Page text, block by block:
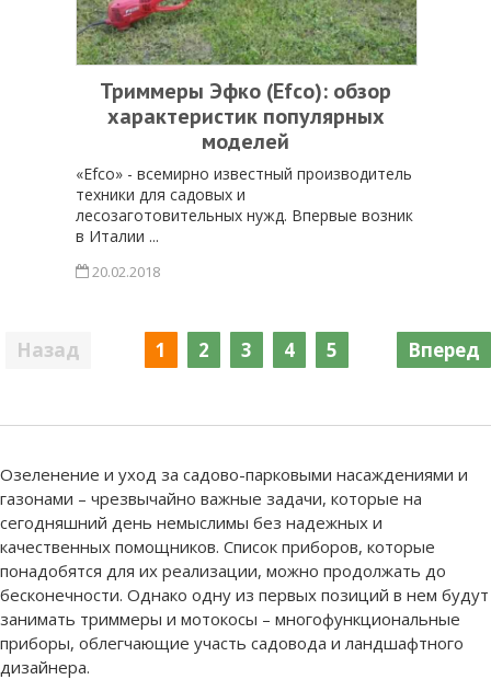
Триммеры Эфко (Efco): обзор
характеристик популярных
моделей
«Efco» - всемирно известный производитель
техники для садовых и
лесозаготовительных нужд. Впервые возник
в Италии ...
20.02.2018
записей
1 2 3 4 5 Вперед
Озеленение и уход за садово-парковыми насаждениями и
газонами – чрезвычайно важные задачи, которые на
сегодняшний день немыслимы без надежных и
качественных помощников. Список приборов, которые
понадобятся для их реализации, можно продолжать до
бесконечности. Однако одну из первых позиций в нем будут
занимать триммеры и мотокосы – многофункциональные
приборы, облегчающие участь садовода и ландшафтного
дизайнера.